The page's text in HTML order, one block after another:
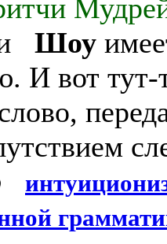
Шоу
И вот тут-